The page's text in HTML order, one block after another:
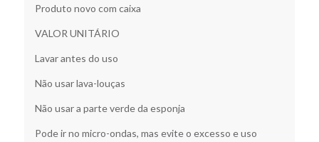
Produto novo com caixa
VALOR UNITÁRIO
Lavar antes do uso
Não usar lava-louças
Não usar a parte verde da esponja
Pode ir no micro-ondas, mas evite o excesso e uso